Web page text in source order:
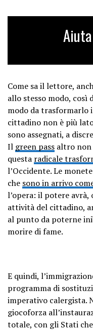
Come sa il lettore,
allo stesso modo,
modo da trasformarlo
cittadino non è più
sono assegnati, a
Il green pass altro non
questa radicale
l’Occidente. Le
che sono in arrivo
l’opera: il potere
attività del cittadino,
al punto da poterne
morire di fame.
E quindi,
programma di
imperativo calergista.
giocoforza
totale, con gli Stati